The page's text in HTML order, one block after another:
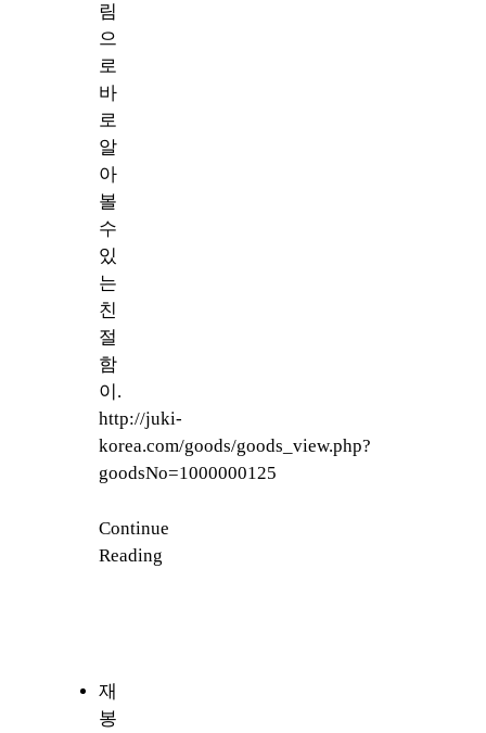
림
으
로
바
로
알
아
볼
수
있
는
친
절
함
이.
http://juki-
korea.com/goods/goods_view.php?
goodsNo=1000000125
Continue
Reading
재
봉